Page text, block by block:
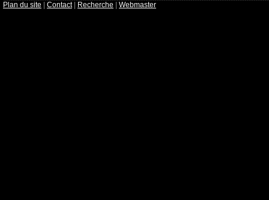
Plan du site
Contact| Recherche Webmaster